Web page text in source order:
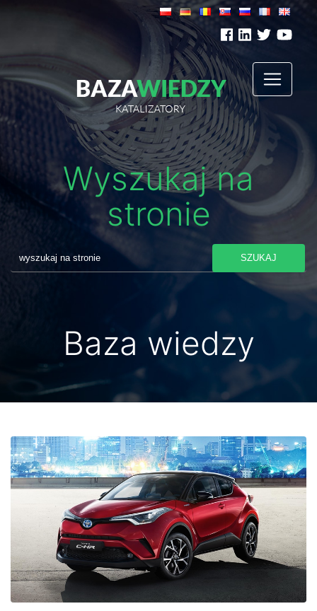
Wyszukaj na
stronie
SZUKAJ
Baza wiedzy